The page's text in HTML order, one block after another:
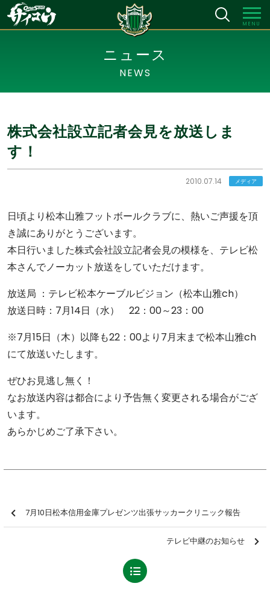
MENU
ニュース
NEWS
株式会社設立記者会見を放送しま
す！
2010.07.14 メディア
日頃より松本山雅フットボールクラブに、熱いご声援を頂
き誠にありがとうございます。
本日行いました株式会社設立記者会見の模様を、テレビ松
本さんでノーカット放送をしていただけます。
放送局 ：テレビ松本ケーブルビジョン（松本山雅ch）
放送日時：7月14日（水） 22：00～23：00
※7月15日（木）以降も22：00より7月末まで松本山雅ch
にて放送いたします。
ぜひお見逃し無く！
なお放送内容は都合により予告無く変更される場合がござ
います。
あらかじめご了承下さい。
7月10日松本信用金庫プレゼンツ出張サッカークリニック報告
テレビ中継のお知らせ